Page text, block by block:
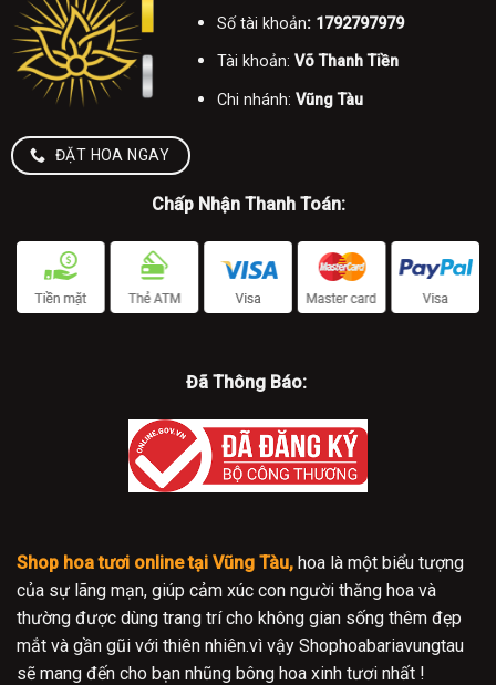
Số tài khoản: 1792797979
Tài khoản: Võ Thanh Tiền
Chi nhánh: Vũng Tàu
ĐẶT HOA NGAY
Chấp Nhận Thanh Toán:
Đã Thông Báo:
Shop hoa tươi online tại Vũng Tàu, hoa là một biểu tượng
của sự lãng mạn, giúp cảm xúc con người thăng hoa và
thường được dùng trang trí cho không gian sống thêm đẹp
mắt và gần gũi với thiên nhiên.vì vậy Shophoabariavungtau
sẽ mang đến cho bạn nhũng bông hoa xinh tươi nhất !